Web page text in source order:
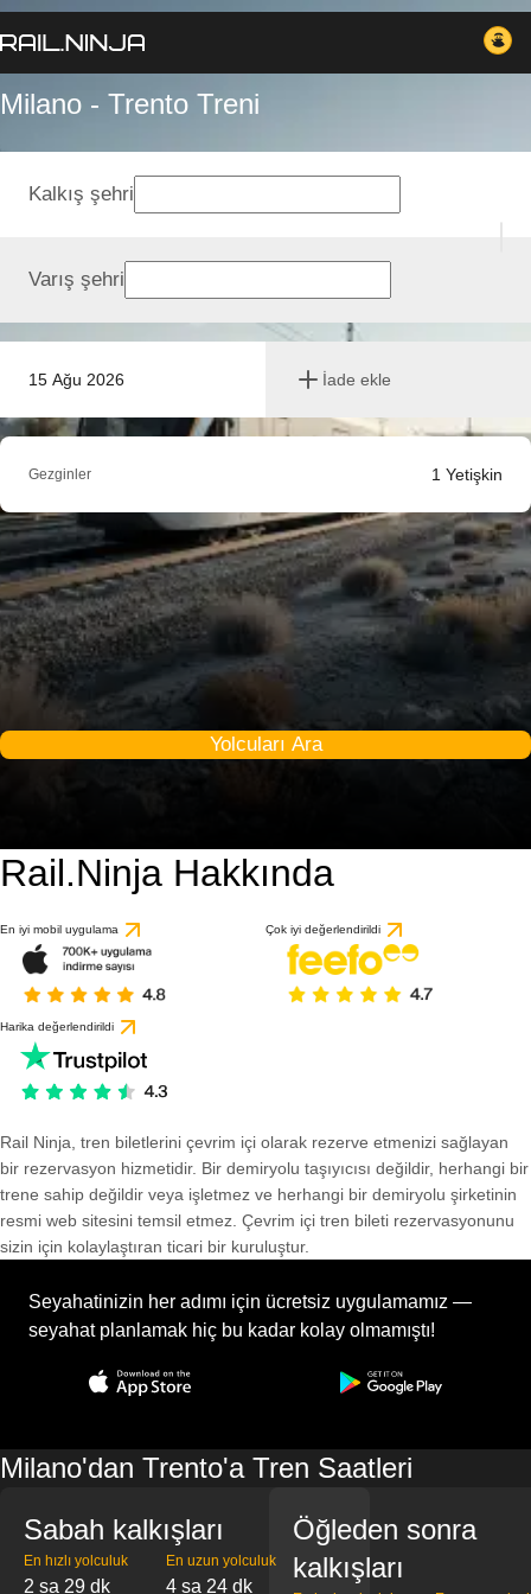
Milano - Trento Treni
15 Ağu 2026 İade ekle
Kalkış şehri
Varış şehri
Gezginler 1 Yetişkin
Yolcuları Ara
Rail.Ninja Hakkında
En iyi mobil uygulama Çok iyi değerlendirildi
Harika değerlendirildi
Rail Ninja, tren biletlerini çevrim içi olarak rezerve etmenizi sağlayan
bir rezervasyon hizmetidir. Bir demiryolu taşıyıcısı değildir, herhangi bir
trene sahip değildir veya işletmez ve herhangi bir demiryolu şirketinin
resmi web sitesini temsil etmez. Çevrim içi tren bileti rezervasyonunu
sizin için kolaylaştıran ticari bir kuruluştur.
Seyahatinizin her adımı için ücretsiz uygulamamız —
seyahat planlamak hiç bu kadar kolay olmamıştı!
Milano'dan Trento'a Tren Saatleri
Sabah kalkışları
En hızlı yolculuk
2 sa 29 dk
En uzun yolculuk
4 sa 24 dk
Öğleden sonra
kalkışları